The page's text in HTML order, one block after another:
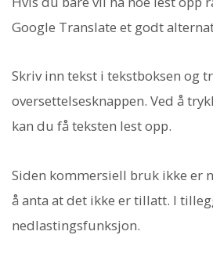
Google Translate et godt
Skriv inn tekst i tekstboksen og
oversettelsesknappen. Ved å
kan du få teksten lest opp.
Siden kommersiell bruk ikke er
å anta at det ikke er tillatt. I
nedlastingsfunksjon.